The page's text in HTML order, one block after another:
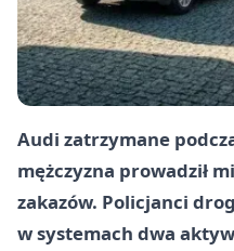
Audi zatrzymane
mężczyzna prowadził
zakazów. Policjanci
w systemach dwa